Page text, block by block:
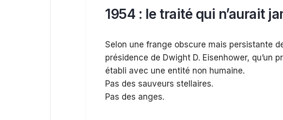
1954 : le traité qui n’aurait
Selon une frange obscure mais persistante
présidence de Dwight D. Eisenhower, qu’un
établi avec une entité non humaine.
Pas des sauveurs stellaires.
Pas des anges.